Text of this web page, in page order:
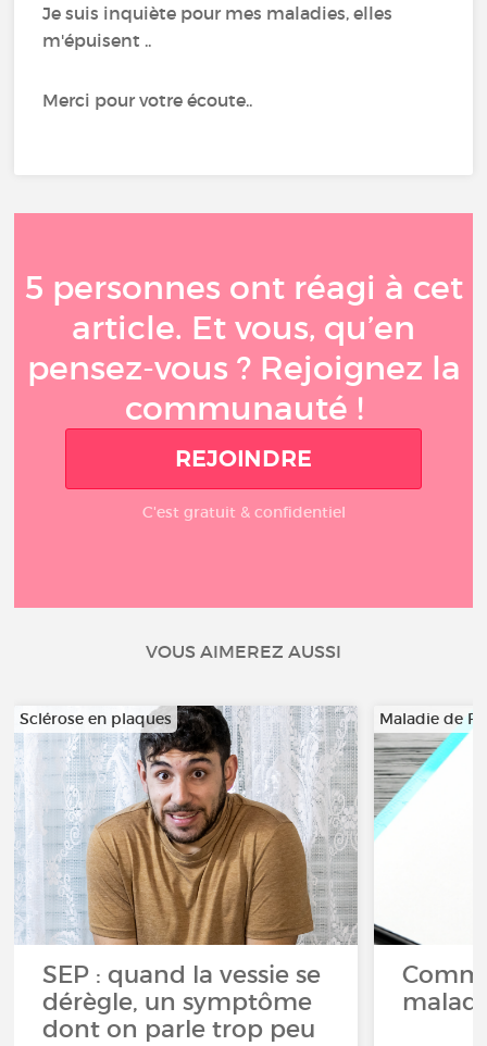
Je suis inquiète pour mes maladies, elles
m'épuisent ..
Merci pour votre écoute..
5 personnes ont réagi à cet
article. Et vous, qu’en
pensez-vous ? Rejoignez la
communauté !
REJOINDRE
C'est gratuit & confidentiel
VOUS AIMEREZ AUSSI
Sclérose en plaques
SEP : quand la vessie se
dérègle, un symptôme
dont on parle trop peu
Maladie de